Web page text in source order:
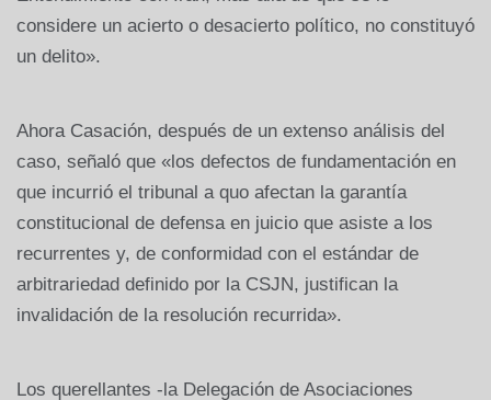
considere un acierto o desacierto político, no constituyó
un delito».
Ahora Casación, después de un extenso análisis del
caso, señaló que «los defectos de fundamentación en
que incurrió el tribunal a quo afectan la garantía
constitucional de defensa en juicio que asiste a los
recurrentes y, de conformidad con el estándar de
arbitrariedad definido por la CSJN, justifican la
invalidación de la resolución recurrida».
Los querellantes -la Delegación de Asociaciones